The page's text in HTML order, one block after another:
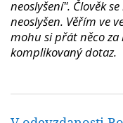
neoslyšení". Člověk
neoslyšen. Věřím ve
mohu si přát něco za
komplikovaný dotaz.